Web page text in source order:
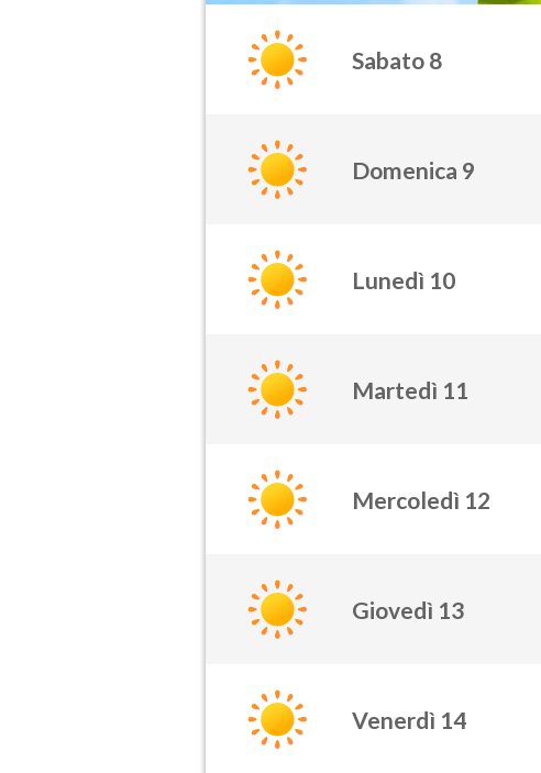
Sabato 8
Domenica 9
Lunedì 10
Martedì 11
Mercoledì 12
Giovedì 13
Venerdì 14